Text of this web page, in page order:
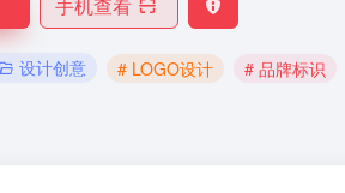
设计创意 # LOGO设计 # 品牌标识